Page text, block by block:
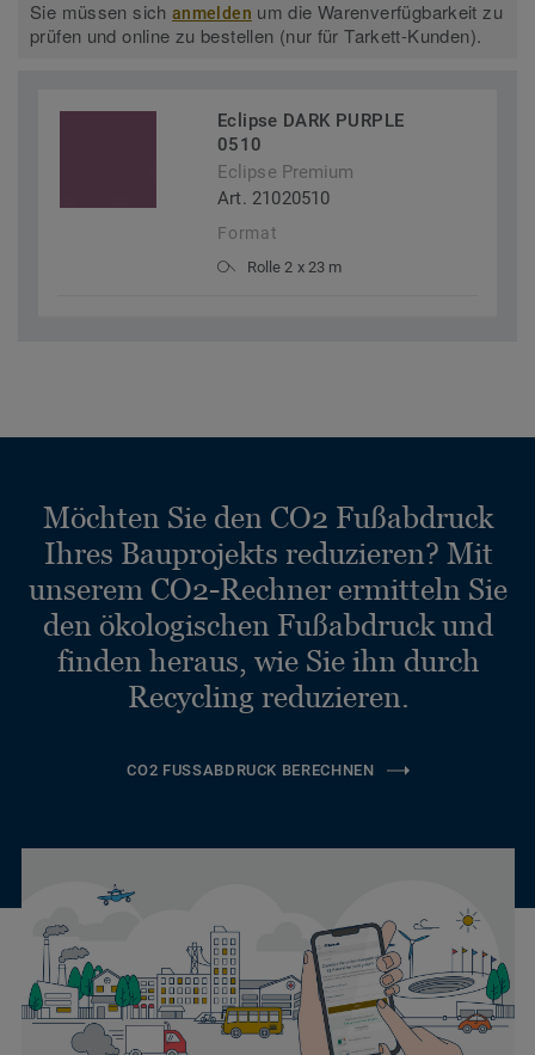
Sie müssen sichanmelden um die Warenverfügbarkeit zu
prüfen und online zu bestellen (nur für Tarkett-Kunden).
Eclipse DARK PURPLE
0510
Eclipse Premium
Art. 21020510
Format
Rolle 2 x 23 m
Möchten Sie den CO2 Fußabdruck
Ihres Bauprojekts reduzieren? Mit
unserem CO2-Rechner ermitteln Sie
den ökologischen Fußabdruck und
finden heraus, wie Sie ihn durch
Recycling reduzieren.
CO2 FUSSABDRUCK BERECHNEN